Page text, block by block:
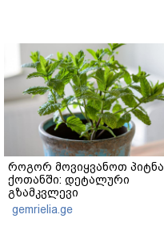
როგორ მოვიყვანოთ პიტნა
ქოთანში: დეტალური
გზამკვლევი
gemrielia.ge